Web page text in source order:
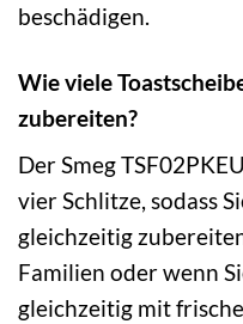
beschädigen.
Wie viele
zubereiten?
Der Smeg
vier Schlitze, sodass
gleichzeitig
Familien oder wenn
gleichzeitig mit